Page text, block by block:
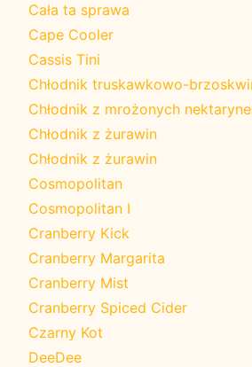
Cała ta sprawa
Cape Cooler
Cassis Tini
Chłodnik truskawkowo-
Chłodnik z mrożonych
Chłodnik z żurawin
Chłodnik z żurawin
Cosmopolitan
Cosmopolitan I
Cranberry Kick
Cranberry Margarita
Cranberry Mist
Cranberry Spiced Cider
Czarny Kot
DeeDee